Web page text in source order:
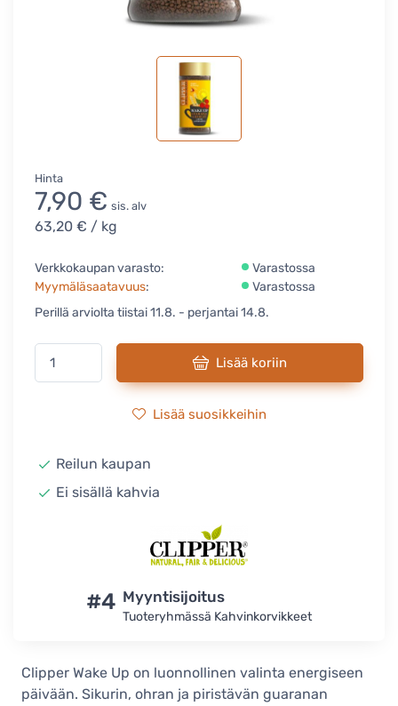
Hinta
7,90 € sis. alv
63,20 € / kg
Verkkokaupan varasto:
Varastossa
Myymäläsaatavuus:
Varastossa
Perillä arviolta tiistai 11.8. - perjantai 14.8.
Lisää koriin
Lisää suosikkeihin
Reilun kaupan
Ei sisällä kahvia
#4 Myyntisijoitus
Tuoteryhmässä Kahvinkorvikkeet
Clipper Wake Up on luonnollinen valinta energiseen
päivään. Sikurin, ohran ja piristävän guaranan